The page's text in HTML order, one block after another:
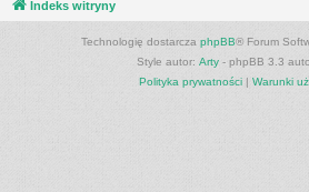
Indeks witryny
Technologię dostarcza phpBB® Forum
Style autor: Arty - phpBB 3.3
Polityka prywatności| Warunki